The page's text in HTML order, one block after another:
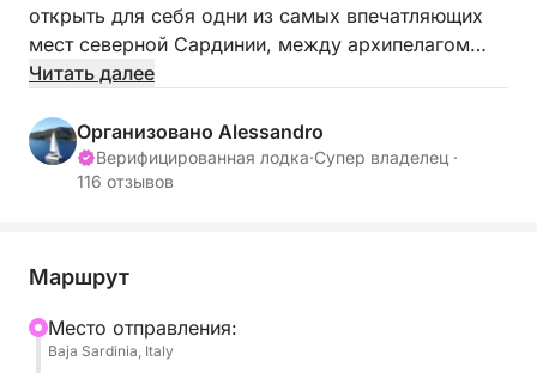
открыть для себя одни из самых впечатляющих
мест северной Сардинии, между архипелагом
Маддалена и побережьем Коста-Смеральда. Этот
морем в полной релаксации, среди кристально
чистых вод, укромных бухт и уникальных
природных ландшафтов.
одного из самых очаровательных островов
пляжами и морем, напоминающим Карибское.
Здесь расположены одни из самых знаковых
Читать далее
Организовано Alessandro
Верифицированная лодка·Супер владелец ·
116 отзывов
Маршрут
Mесто отправления:
Baja Sardinia, Italy